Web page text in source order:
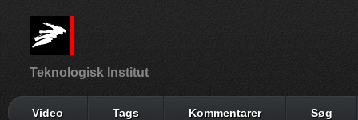
Teknologisk Institut
Video Tags Kommentarer Søg